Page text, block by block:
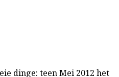
dinge: teen Mei 2012 het